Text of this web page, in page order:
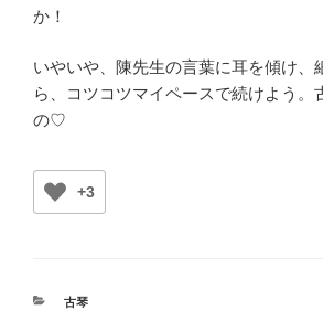
か！
いやいや、陳先生の言葉に耳を傾け、
ら、コツコツマイペースで続けよう。
の♡
+3
カ
古琴